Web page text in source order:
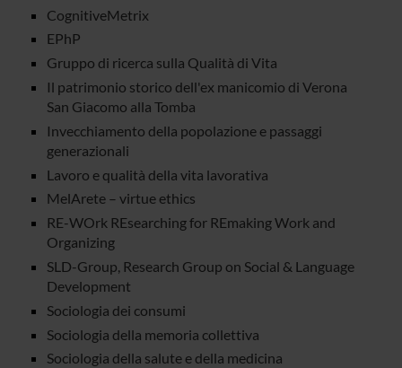
CognitiveMetrix
EPhP
Gruppo di ricerca sulla Qualità di Vita
Il patrimonio storico dell'ex manicomio di Verona
San Giacomo alla Tomba
Invecchiamento della popolazione e passaggi
generazionali
Lavoro e qualità della vita lavorativa
MelArete – virtue ethics
RE-WOrk REsearching for REmaking Work and
Organizing
SLD-Group, Research Group on Social & Language
Development
Sociologia dei consumi
Sociologia della memoria collettiva
Sociologia della salute e della medicina